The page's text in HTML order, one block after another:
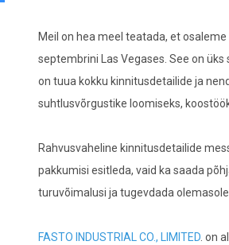
Meil on hea meel teatada, et
septembrini Las Vegases. See on
on tuua kokku kinnitusdetailide ja
suhtlusvõrgustike loomiseks,
Rahvusvaheline kinnitusdetailide
pakkumisi esitleda, vaid ka saada
turuvõimalusi ja tugevdada
FASTO INDUSTRIAL CO., LIMITED. on